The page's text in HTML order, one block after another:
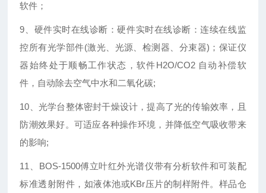
软件；
9、硬件实时在线诊断：硬件实时在线诊断：连续在线监
控所有光学部件(激光、光源、检测器、分束器)；保证仪
器始终处于顺畅工作状态，软件H2O/CO2 自动补偿软
件，自动除去空气中水和二氧化碳;
10、光学台整体密封干燥设计，提高了光的传输效率，且
防潮效果好。可适应各种操作环境，并降低空气吸收带来
的影响;
11、BOS-1500傅立叶红外光谱仪带有分析软件和可装配
标准透射附件，如液体池或KBr压片的制样附件。样品仓